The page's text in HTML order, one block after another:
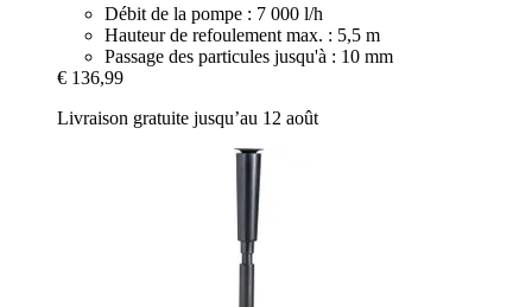
Débit de la pompe : 7 000 l/h
Hauteur de refoulement max. : 5,5 m
Passage des particules jusqu'à : 10 mm
€ 136,99
Livraison gratuite jusqu’au 12 août